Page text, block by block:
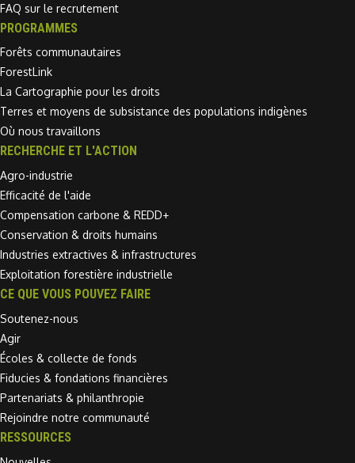
FAQ sur le recrutement
PROGRAMMES
Forêts communautaires
ForestLink
La Cartographie pour les droits
Terres et moyens de subsistance des populations indigènes
Où nous travaillons
RECHERCHE ET L'ACTION
Agro-industrie
Efficacité de l'aide
Compensation carbone & REDD+
Conservation & droits humains
Industries extractives & infrastructures
Exploitation forestière industrielle
CE QUE VOUS POUVEZ FAIRE
Soutenez-nous
Agir
Écoles & collecte de fonds
Fiducies & fondations financières
Partenariats & philanthropie
Rejoindre notre communauté
RESSOURCES